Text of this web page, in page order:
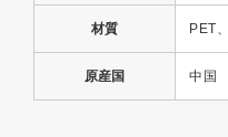
材質 PET
原産国 中国